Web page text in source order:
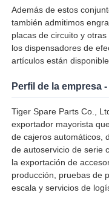
Además de estos
también admitimos
placas de circuito y
los dispensadores de
artículos están
Perfil de la empresa
Tiger Spare Parts Co.,
exportador mayorista
de cajeros automáticos,
de autoservicio de serie
la exportación de
producción, pruebas de
escala y servicios de